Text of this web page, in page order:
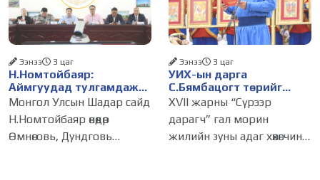
оны эхний хагас жилийн
байдлаар иргэдээс ирсэн
өргөдөл,
Н.Номтойбаяр:
Аймгуудад тулгамдаж
буй асуудлуудыг долоо
хоног бүр Засгийн
газрын хуралдаанд
танилцуулж,
Ээнээ 3 цаг
Монгол Улсын Шадар сайд
Н.Номтойбаяр өнөөдөр
Өмнөговь, Дундговь
УИХ-ын дарга
С.Бямбацогт төрийг
төлөөлөн Сутай хайрхны
тэнгэрийг тахих төрийн
тахилгад оролцлоо
Ээнээ 3 цаг
XVII жарны “Сүрээр
дарагч” гал морин
жилийн зуны адаг хөхөгчин